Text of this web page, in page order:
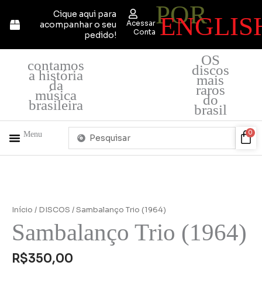
para
Cique aqui para
acompanhar o seu
pedido!
Acessar
Conta
POR
contamos
a história
da
música
brasileira
OS
discos
mais
raros
do
brasil
Menu
Pesquisar
0
Início / DISCOS / Sambalanço Trio (1964)
Sambalanço Trio (1964)
R$350,00